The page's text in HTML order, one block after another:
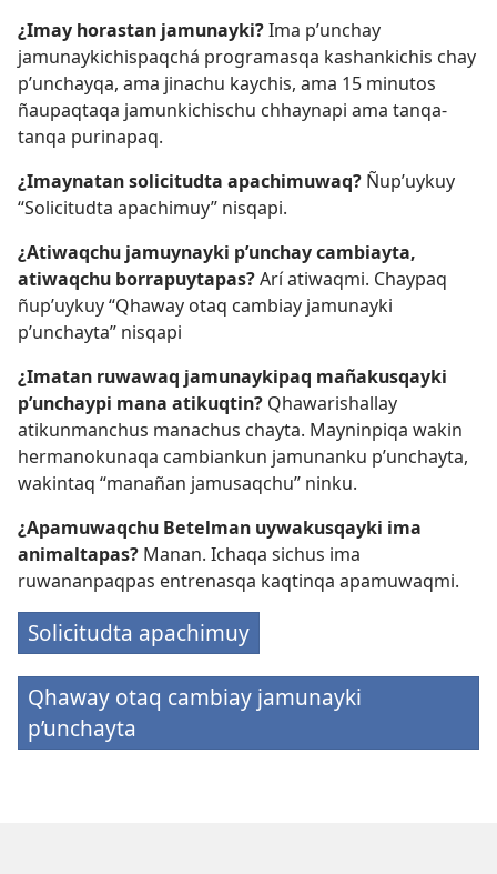
¿Imay horastan jamunayki?Ima p’unchay
jamunaykichispaqchá programasqa kashankichis chay
p’unchayqa, ama jinachu kaychis, ama 15 minutos
ñaupaqtaqa jamunkichischu chhaynapi ama tanqa-
tanqa purinapaq.
¿Imaynatan solicitudta apachimuwaq? Ñup’uykuy
“Solicitudta apachimuy” nisqapi.
¿Atiwaqchu jamuynayki p’unchay cambiayta,
atiwaqchu borrapuytapas?Arí atiwaqmi. Chaypaq
ñup’uykuy “Qhaway otaq cambiay jamunayki
p’unchayta” nisqapi
¿Imatan ruwawaq jamunaykipaq mañakusqayki
p’unchaypi mana atikuqtin? Qhawarishallay
atikunmanchus manachus chayta. Mayninpiqa wakin
hermanokunaqa cambiankun jamunanku p’unchayta,
wakintaq “manañan jamusaqchu” ninku.
¿Apamuwaqchu Betelman uywakusqayki ima
animaltapas? Manan. Ichaqa sichus ima
ruwananpaqpas entrenasqa kaqtinqa apamuwaqmi.
Solicitudta apachimuy
Qhaway otaq cambiay jamunayki
p’unchayta